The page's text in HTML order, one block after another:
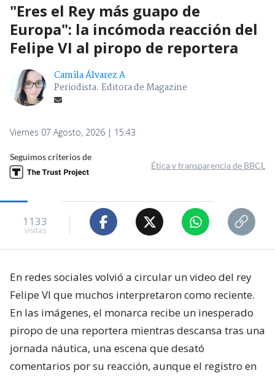
"Eres el Rey más guapo de
Europa": la incómoda reacción del
Felipe VI al piropo de reportera
Camila Álvarez A
Periodista. Editora de Magazine
Viernes 07 Agosto, 2026 | 15:43
Seguimos criterios de
Ética y transparencia de BBCL
1133
visitas
En redes sociales volvió a circular un video del rey
Felipe VI que muchos interpretaron como reciente.
En las imágenes, el monarca recibe un inesperado
piropo de una reportera mientras descansa tras una
jornada náutica, una escena que desató
comentarios por su reacción, aunque el registro en